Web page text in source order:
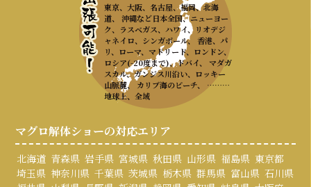
東京、大阪、名古屋、福岡、北海
道、 沖縄など日本全国、ニューヨー
ク、ラスベガス、ハワイ、リオデジ
ャネイロ、シンガポール、 香港、パ
リ、ローマ、マドリード、ロンドン、
ロシア(-20度まで)、ドバイ、 マダガ
スカル、ガンジス川沿い、ロッキー
山脈麓、 カリブ海のビーチ、 ………
地球上、全域
マグロ解体ショーの対応エリア
北海道 青森県 岩手県 宮城県 秋田県 山形県 福島県 東京都
埼玉県 神奈川県 千葉県 茨城県 栃木県 群馬県 富山県 石川県